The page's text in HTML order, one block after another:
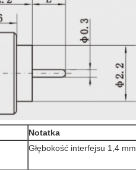
Notatka
Głębokość interfejsu 1,4 mm